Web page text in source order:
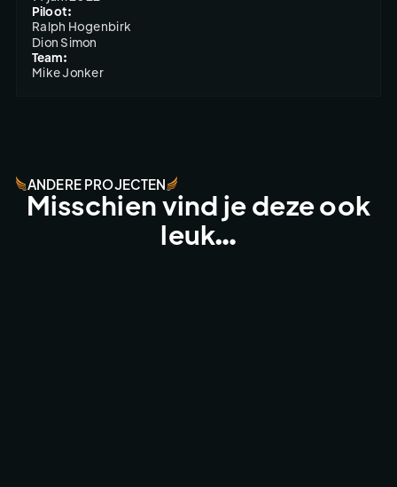
Piloot:
Ralph Hogenbirk
Dion Simon
Team:
Mike Jonker
ANDERE PROJECTEN
Misschien vind je deze ook
leuk…